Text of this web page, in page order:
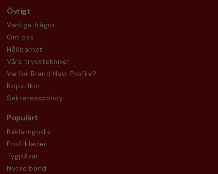
Övrigt
Vanliga frågor
Om oss
Hållbarhet
Våra trycktekniker
Varför Brand New Profile?
Köpvillkor
Sekretesspolicy
Populärt
Reklamgodis
Profilkläder
Tygpåsar
Nyckelband